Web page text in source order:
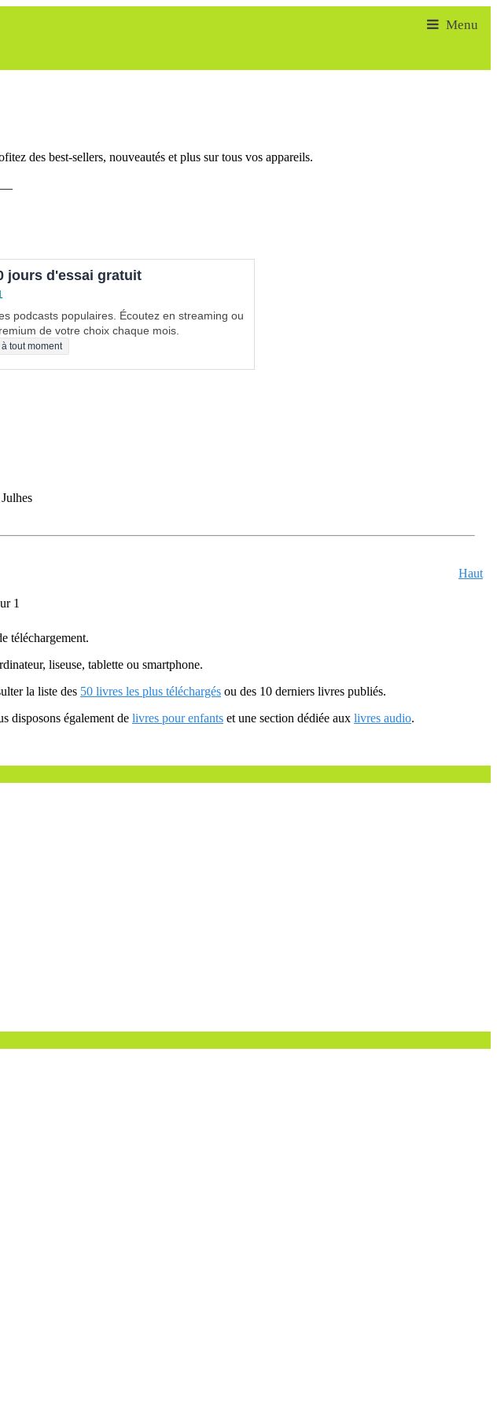
des best-sellers, nouveautés et plus sur tous vos appareils.
jours d'essai gratuit
podcasts populaires. Écoutez en streaming ou
de votre choix chaque mois.
tout moment
Haut
1
téléchargement.
liseuse, tablette ou smartphone.
la liste des 50 livres les plus téléchargés ou des 10 derniers livres publiés.
disposons également de livres pour enfants et une section dédiée aux livres audio.